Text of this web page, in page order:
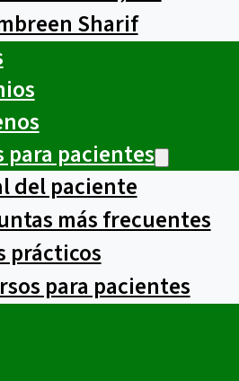
Sharif
para pacientes
del paciente
más frecuentes
prácticos
para pacientes